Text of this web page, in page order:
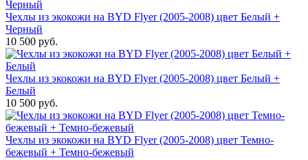
Чехлы из экокожи на BYD Flyer (2005-2008) цвет Белый +
Черный
10 500 руб.
Чехлы из экокожи на BYD Flyer (2005-2008) цвет Белый +
Белый
10 500 руб.
Чехлы из экокожи на BYD Flyer (2005-2008) цвет Темно-
бежевый + Темно-бежевый